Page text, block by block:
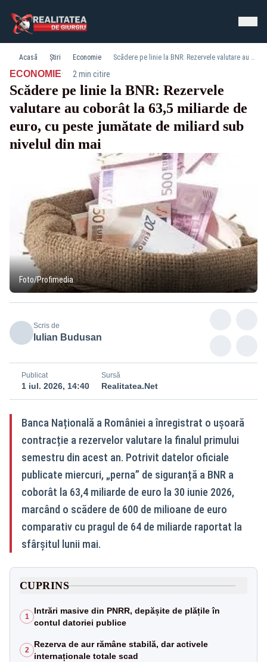
Acasă Știri Economie Scădere pe linie la BNR: Rezervele valutare au coborât la 63,5 miliarde de euro, cu peste jumătate de miliard sub nivelul din mai
ECONOMIE· 2 min citire
Scădere pe linie la BNR: Rezervele
valutare au coborât la 63,5 miliarde de
euro, cu peste jumătate de miliard sub
nivelul din mai
Foto/Profimedia
Scris de
Iulian Budusan
Publicat
1 iul. 2026, 14:40
Sursă
Realitatea.Net
Banca Națională a României a înregistrat o ușoară
contracție a rezervelor valutare la finalul primului
semestru din acest an. Potrivit datelor oficiale
publicate miercuri, „perna” de siguranță a BNR a
coborât la 63,4 miliarde de euro la 30 iunie 2026,
marcând o scădere de 600 de milioane de euro
comparativ cu pragul de 64 de miliarde raportat la
sfârșitul lunii mai.
CUPRINS
1
Intrări masive din PNRR, depășite de plățile în
contul datoriei publice
2
Rezerva de aur rămâne stabilă, dar activele
internaționale totale scad